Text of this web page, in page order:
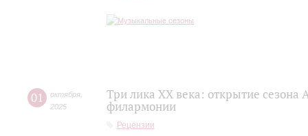
01 октября
2025
Три лика XX века: открытие сезона
филармонии
Рецензии